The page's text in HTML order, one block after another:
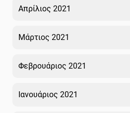
Απρίλιος 2021
Μάρτιος 2021
Φεβρουάριος 2021
Ιανουάριος 2021